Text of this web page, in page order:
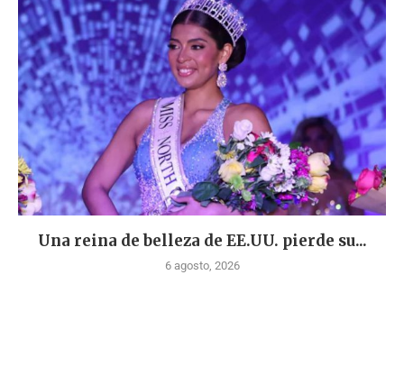
Una reina de belleza de EE.UU. pierde su...
6 agosto, 2026